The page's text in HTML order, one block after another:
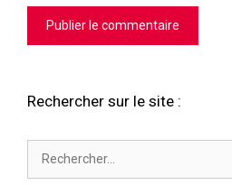
Rechercher sur le site :